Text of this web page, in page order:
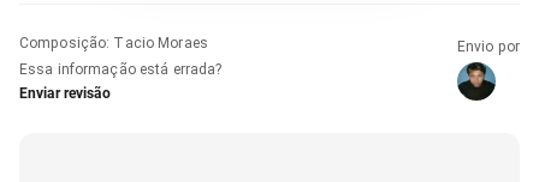
Composição: Tacio Moraes
Essa informação está errada?
Enviar revisão
Envio por